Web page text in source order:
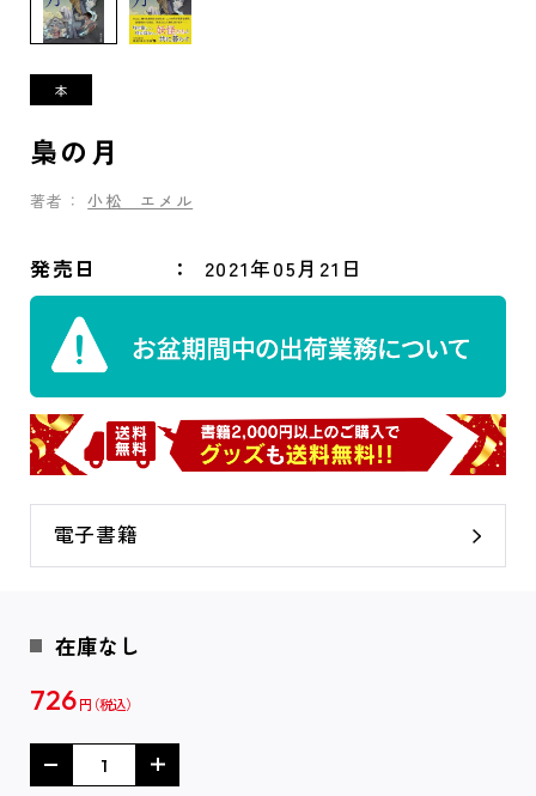
梟の月
著者： 小松 エメル
発売日 2021年05月21日
電子書籍
在庫なし
726 円